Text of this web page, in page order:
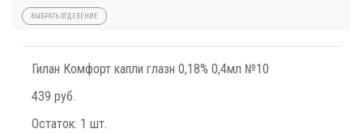
ВЫБРАТЬ ОТДЕЛЕНИЕ
Гилан Комфорт капли глазн 0,18% 0,4мл №10
439 руб.
Остаток: 1 шт.